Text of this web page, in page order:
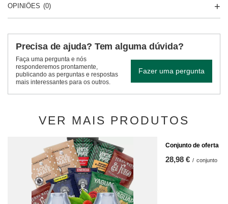
OPINIÕES (0)
Precisa de ajuda? Tem alguma dúvida?
Faça uma pergunta e nós
responderemos prontamente,
publicando as perguntas e respostas
mais interessantes para os outros.
Fazer uma pergunta
VER MAIS PRODUTOS
Conjunto de oferta
28,98 € / conjunto